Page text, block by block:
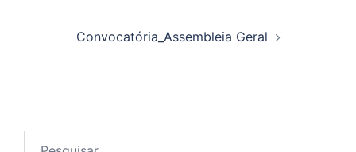
Convocatória_Assembleia Geral